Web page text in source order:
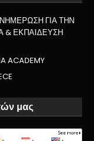
ΓΙΑ ΤΗΝ
& ΕΚΠΑΙΔΕΥΣΗ
ACADEMY
μας